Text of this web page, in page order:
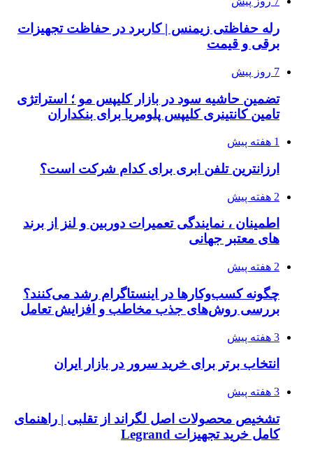
رله حفاظتی زیمنس | کاربرد در حفاظت تجهیزات
برقی و قیمت
7 روز پیش
تضمین حاشیه سود در بازار کلیپس مو ؛ استراتژی
تامین کانتینری کلیپس پلومریا برای بنکداران
1 هفته پیش
ارزانترین تلفن ابری برای کدام شرکت است؟
2 هفته پیش
اطمینان ، نمایندگی تعمیرات دوربین و لنز از برند
های معتبر جهانی
2 هفته پیش
چگونه کسب‌وکارها در اینستاگرام رشد می‌کنند؟
بررسی روش‌های جذب مخاطب و افزایش تعامل
3 هفته پیش
انتخاب برتر برای خرید سرور در بازار ایران
3 هفته پیش
تشخیص محصولات اصل لگراند از تقلبی | راهنمای
کامل خرید تجهیزات Legrand